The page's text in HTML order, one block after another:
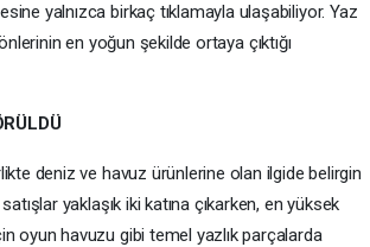
yalnızca birkaç tıklamayla ulaşabiliyor. Yaz
en yoğun şekilde ortaya çıktığı
deniz ve havuz ürünlerine olan ilgide belirgin
yaklaşık iki katına çıkarken, en yüksek
oyun havuzu gibi temel yazlık parçalarda